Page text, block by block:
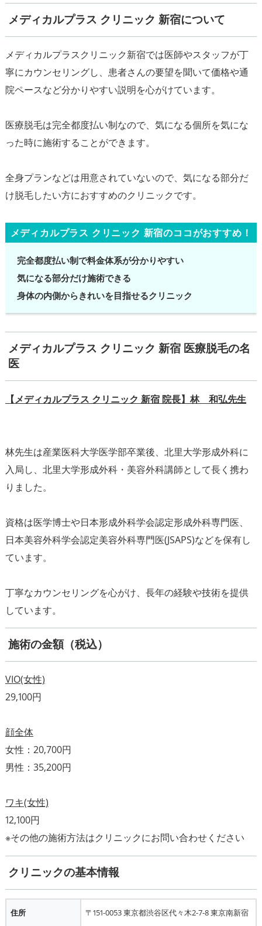
メディカルプラス クリニック 新宿について
メディカルプラスクリニック新宿では医師やスタッフが丁
寧にカウンセリングし、患者さんの要望を聞いて価格や通
院ペースなど分かりやすい説明を心がけています。
医療脱毛は完全都度払い制なので、気になる個所を気にな
った時に施術することができます。
全身プランなどは用意されていないので、気になる部分だ
メディカルプラス クリニック 新宿のココがおすすめ！
完全都度払い制で料金体系が分かりやすい
気になる部分だけ施術できる
身体の内側からきれいを目指せるクリニック
メディカルプラス クリニック 新宿 医療脱毛の名
医
【メディカルプラス クリニック 新宿 院長】林 和弘先生
林先生は産業医科大学医学部卒業後、北里大学形成外科に
入局し、北里大学形成外科・美容外科講師として長く携わ
りました。
資格は医学博士や日本形成外科学会認定形成外科専門医、
日本美容外科学会認定美容外科専門医(JSAPS)などを保有し
ています。
丁寧なカウンセリングを心がけ、長年の経験や技術を提供
施術の金額（税込）
VIO(女性)
29,100円
顔全体
女性：20,700円
男性：35,200円
ワキ(女性)
12,100円
クリニックの基本情報
住所
〒151-0053 東京都渋谷区代々木2-7-8 東京南新宿